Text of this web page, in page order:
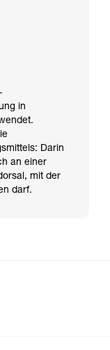
in
Darin
an einer
mit der
darf.